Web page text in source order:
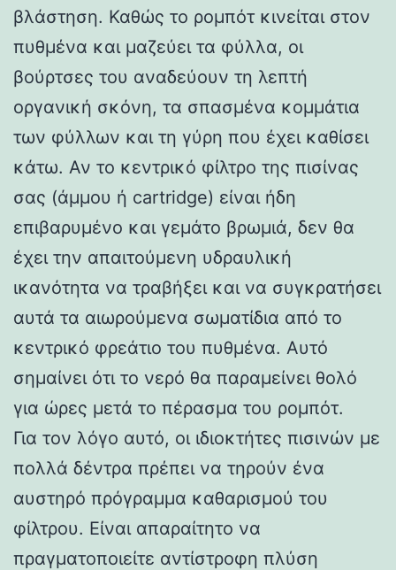
βλάστηση. Καθώς το ρομπότ κινείται στον
πυθμένα και μαζεύει τα φύλλα, οι
βούρτσες του αναδεύουν τη λεπτή
οργανική σκόνη, τα σπασμένα κομμάτια
των φύλλων και τη γύρη που έχει καθίσει
κάτω. Αν το κεντρικό φίλτρο της πισίνας
σας (άμμου ή cartridge) είναι ήδη
επιβαρυμένο και γεμάτο βρωμιά, δεν θα
έχει την απαιτούμενη υδραυλική
ικανότητα να τραβήξει και να συγκρατήσει
αυτά τα αιωρούμενα σωματίδια από το
κεντρικό φρεάτιο του πυθμένα. Αυτό
σημαίνει ότι το νερό θα παραμείνει θολό
για ώρες μετά το πέρασμα του ρομπότ.
Για τον λόγο αυτό, οι ιδιοκτήτες πισινών με
πολλά δέντρα πρέπει να τηρούν ένα
αυστηρό πρόγραμμα καθαρισμού του
φίλτρου. Είναι απαραίτητο να
πραγματοποιείτε αντίστροφη πλύση